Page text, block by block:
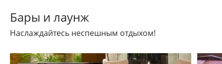
Бары и лаунж
Наслаждайтесь неспешным отдыхом!